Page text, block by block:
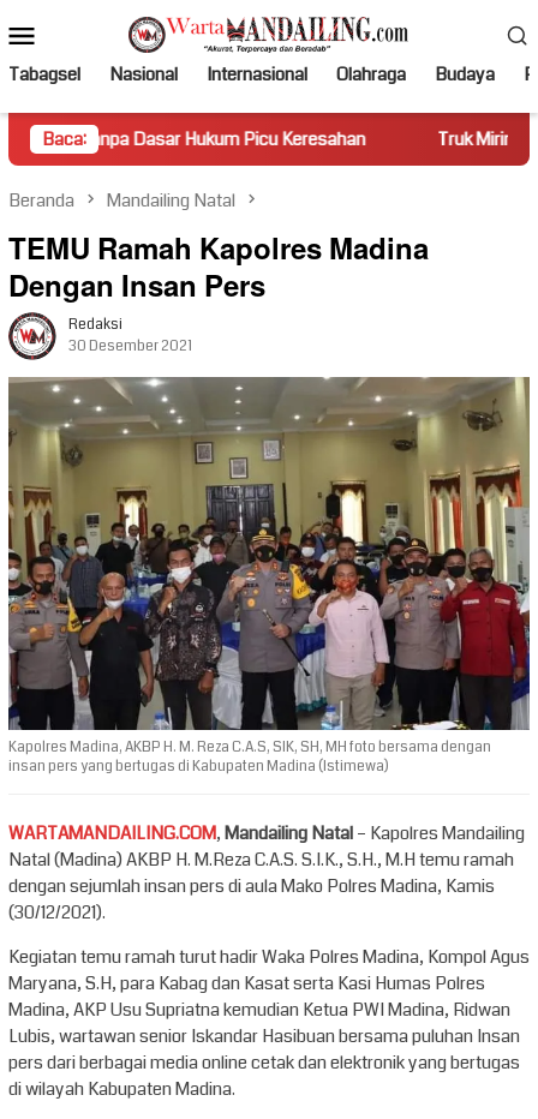
ke
kontenMobile
Tabagsel Nasional Internasional Olahraga Budaya
Baca:
Hukum Picu Keresahan Truk Miring Hambat Arus
Beranda Mandailing Natal
TEMU Ramah Kapolres Madina
Dengan Insan Pers
Redaksi
30 Desember 2021
Kapolres Madina, AKBP H. M. Reza C.A.S, SIK, SH, MH foto bersama dengan
insan pers yang bertugas di Kabupaten Madina (Istimewa)
WARTAMANDAILING.COM,Mandailing Natal– Kapolres Mandailing
Natal (Madina) AKBP H. M.Reza C.A.S. S.I.K., S.H., M.H temu ramah
dengan sejumlah insan pers di aula Mako Polres Madina, Kamis
(30/12/2021).
Kegiatan temu ramah turut hadir Waka Polres Madina, Kompol Agus
Maryana, S.H, para Kabag dan Kasat serta Kasi Humas Polres
Madina, AKP Usu Supriatna kemudian Ketua PWI Madina, Ridwan
Lubis, wartawan senior Iskandar Hasibuan bersama puluhan Insan
pers dari berbagai media online cetak dan elektronik yang bertugas
di wilayah Kabupaten Madina.